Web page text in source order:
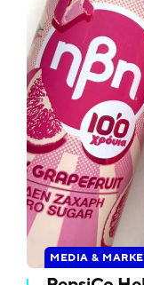
MEDIA &